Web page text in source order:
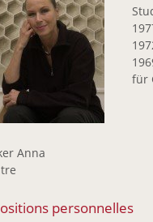
Anna
für
personnelles